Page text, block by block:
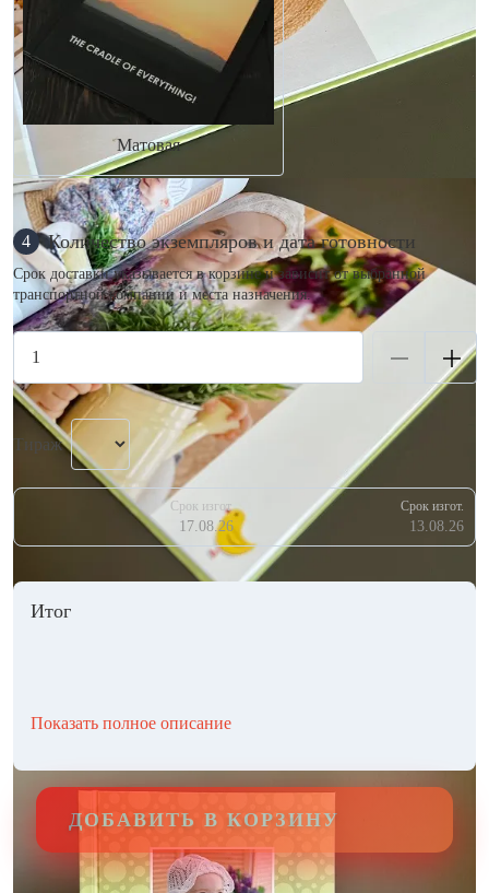
Матовая
4 Количество экземпляров и дата готовности
Срок доставки указывается в корзине и зависит от выбранной
транспортной компании и места назначения.
Тираж
Срок изгот.
17.08.26
Срок изгот.
13.08.26
Итог
Показать полное описание
ДОБАВИТЬ В КОРЗИНУ